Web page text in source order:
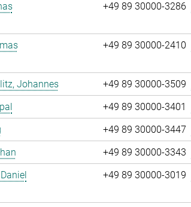
+49 89 30000-3286
+49 89 30000-2410
Johannes
+49 89 30000-3509
+49 89 30000-3401
+49 89 30000-3447
+49 89 30000-3343
+49 89 30000-3019